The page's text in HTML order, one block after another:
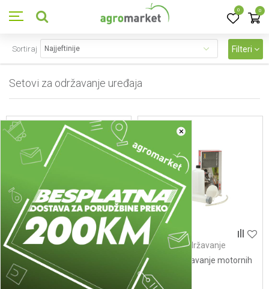
0 0
×
Setovi za održavanje uređaja
Sortiraj Filteri
Setovi za održavanje
uređaja
110990 Set za odrzavanje
40,00
Setovi za održavanje
uređaja
Set za odrzavanje motornih
33,70